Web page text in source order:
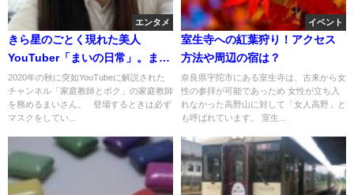
エンタメ
きら星のごとく現れた美人
YouTuber「まいの日常」。まい
さんの素顔は分かる？彼氏はい
るの？
2020年の秋に突如YouTubeに解説された
チャンネル「家庭教師とボク」の家庭教師
を務めるまいさん。 登場するときは必ず
マスクをしてい...
イベント
室生寺への紅葉狩り！アクセス
方法や周辺の宿は？
奈良県宇陀市にある室生寺は、古来から女
性の参拝が可能であっため 女性が立ち入
れなかった高野山に対して「女人高野」と
も呼ばれています。 室生...